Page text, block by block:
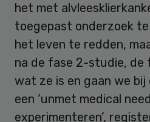
het met
toegepast onderzoek te
het leven te redden,
na de fase 2-studie, de
wat ze is en gaan we
een ‘unmet medical
experimenteren’,